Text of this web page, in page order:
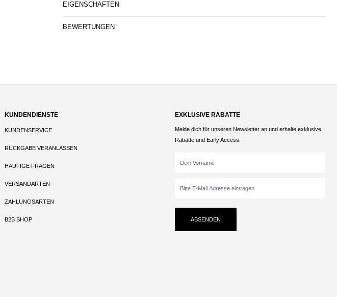
EIGENSCHAFTEN
BEWERTUNGEN
KUNDENDIENSTE
KUNDENSERVICE
RÜCKGABE VERANLASSEN
HÄUFIGE FRAGEN
VERSANDARTEN
ZAHLUNGSARTEN
B2B SHOP
EXKLUSIVE RABATTE
Melde dich für unseren Newsletter an und erhalte exklusive
Rabatte und Early Access.
ABSENDEN